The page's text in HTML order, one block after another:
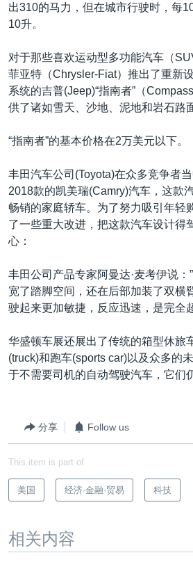
出310的马力，但在城市行驶时，每
10升。
对于那些喜欢运动型多功能汽车（
菲亚特（Chrysler-Fiat）推出了重新
系统的吉普(Jeep)“指南者”（
供了诸如雪天、沙地、泥地和岩石路
“指南者”的基本价格在2万美元以下。
丰田汽车公司(Toyota)在众多竞争者
2018款的凯美瑞(Camry)汽车，这款
畅销的家庭轿车。为了努力吸引年轻
了一些重大改进，把这款汽车设计得
心：
丰田公司产品专家阿曼达·麦考伊说：
宽了踏脚空间，还在后部加装了双横
驶起来更加敏捷，反应迅速，是完全
华盛顿车展还展出了传统的箱型休旅
(truck)和跑车(sports car)以及众多的
于不需要司机的自动驾驶汽车，它们
分享 Follow us
This item is part of
美国 经济·金融·贸易 科技
相关内容